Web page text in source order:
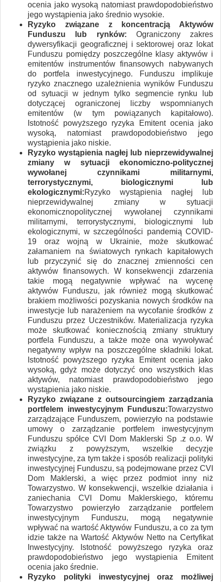
ocenia jako wysoką natomiast prawdopodobieństwo
jego wystąpienia jako średnio wysokie.
Ryzyko związane z koncentracją Aktywów
Funduszu lub rynków: Ograniczony zakres
dywersyfikacji geograficznej i sektorowej oraz lokat
Funduszu pomiędzy poszczególne klasy aktywów i
emitentów instrumentów finansowych nabywanych
do portfela inwestycyjnego. Funduszu implikuje
ryzyko znacznego uzależnienia wyników Funduszu
od sytuacji w jednym tylko segmencie rynku lub
dotyczącej ograniczonej liczby wspomnianych
emitentów (w tym powiązanych kapitałowo).
Istotność powyższego ryzyka Emitent ocenia jako
wysoką, natomiast prawdopodobieństwo jego
wystąpienia jako niskie.
Ryzyko wystąpienia nagłej lub nieprzewidywalnej
zmiany w sytuacji ekonomiczno-politycznej
wywołanej czynnikami militarnymi,
terrorystycznymi, biologicznymi lub
ekologicznymi:Ryzyko wystąpienia nagłej lub
nieprzewidywalnej zmiany w sytuacji
ekonomicznopolitycznej wywołanej czynnikami
militarnymi, terrorystycznymi, biologicznymi lub
ekologicznymi, w szczególności pandemią COVID-
19 oraz wojną w Ukrainie, może skutkować
załamaniem na światowych rynkach kapitałowych
lub przyczynić się do znacznej zmienności cen
aktywów finansowych. W konsekwencji zdarzenia
takie mogą negatywnie wpływać na wycenę
aktywów Funduszu, jak również mogą skutkować
brakiem możliwości pozyskania nowych środków na
inwestycje lub narażeniem na wycofanie środków z
Funduszu przez Uczestników. Materializacja ryzyka
może skutkować koniecznością zmiany struktury
portfela Funduszu, a także może ona wywoływać
negatywny wpływ na poszczególne składniki lokat.
Istotność powyższego ryzyka Emitent ocenia jako
wysoką, gdyż może dotyczyć ono wszystkich klas
aktywów, natomiast prawdopodobieństwo jego
wystąpienia jako niskie.
Ryzyko związane z outsourcingiem zarządzania
portfelem inwestycyjnym Funduszu:Towarzystwo
zarządzające Funduszem, powierzyło na podstawie
umowy o zarządzanie portfelem inwestycyjnym
Funduszu spółce CVI Dom Maklerski Sp .z o.o. W
związku z powyższym, wszelkie decyzje
inwestycyjne, za tym także i sposób realizacji polityki
inwestycyjnej Funduszu, są podejmowane przez CVI
Dom Maklerski, a więc przez podmiot inny niż
Towarzystwo. W konsekwencji, wszelkie działania i
zaniechania CVI Domu Maklerskiego, któremu
Towarzystwo powierzyło zarządzanie portfelem
inwestycyjnym Funduszu, mogą negatywnie
wpływać na wartość Aktywów Funduszu, a co za tym
idzie także na Wartość Aktywów Netto na Certyfikat
Inwestycyjny. Istotność powyższego ryzyka oraz
prawdopodobieństwo jego wystąpienia Emitent
ocenia jako średnie.
Ryzyko polityki inwestycyjnej oraz możliwej